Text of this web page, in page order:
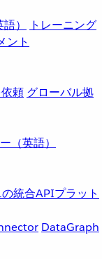
）
トレーニング
ント
頼 グローバル拠
（英語）
統合APIプラット
DataGraph